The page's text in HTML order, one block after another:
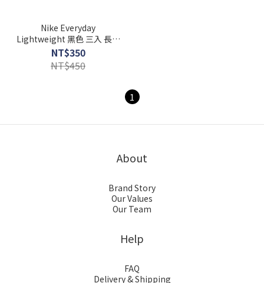
Nike Everyday
Lightweight 黑色 三入 長襪
運動襪 SX7676-010
NT$350
NT$450
1
About
Brand Story
Our Values
Our Team
Help
FAQ
Delivery & Shipping